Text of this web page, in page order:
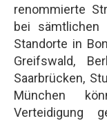
renommierte
bei sämtlichen
Standorte in
Greifswald,
Saarbrücken,
München
Verteidigung